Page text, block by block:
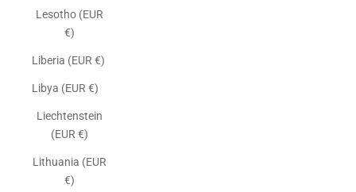
Lesotho (EUR
€)
Liberia (EUR €)
Libya (EUR €)
Liechtenstein
(EUR €)
Lithuania (EUR
€)